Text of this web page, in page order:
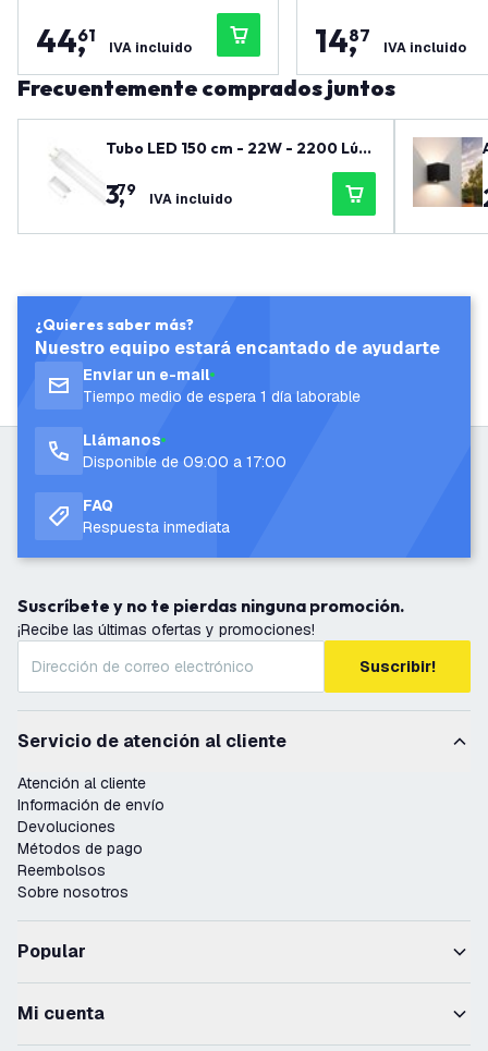
44,
61
IVA incluido 14,
87
IVA incluido
Frecuentemente comprados juntos
Tubo LED 150 cm - 22W - 2200 Lúm
enes - 6500K - 3 años de garantía
3,
79 IVA incluido
¿Quieres saber más?
Nuestro equipo estará encantado de ayudarte
Enviar un e-mail
Tiempo medio de espera 1 día laborable
Llámanos
Disponible de 09:00 a 17:00
FAQ
Respuesta inmediata
Suscríbete y no te pierdas ninguna promoción.
¡Recibe las últimas ofertas y promociones!
Suscribir!
Servicio de atención al cliente
Atención al cliente
Información de envío
Devoluciones
Métodos de pago
Reembolsos
Sobre nosotros
Popular
Mi cuenta